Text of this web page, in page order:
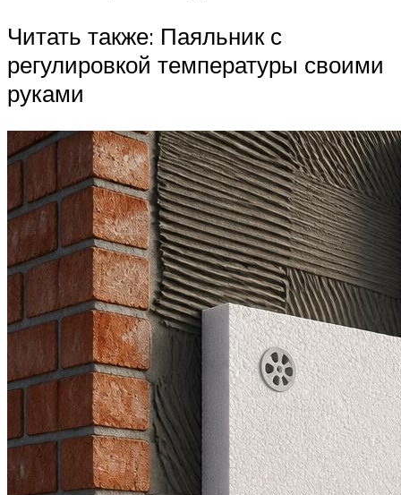
Читать также: Паяльник с
регулировкой температуры своими
руками